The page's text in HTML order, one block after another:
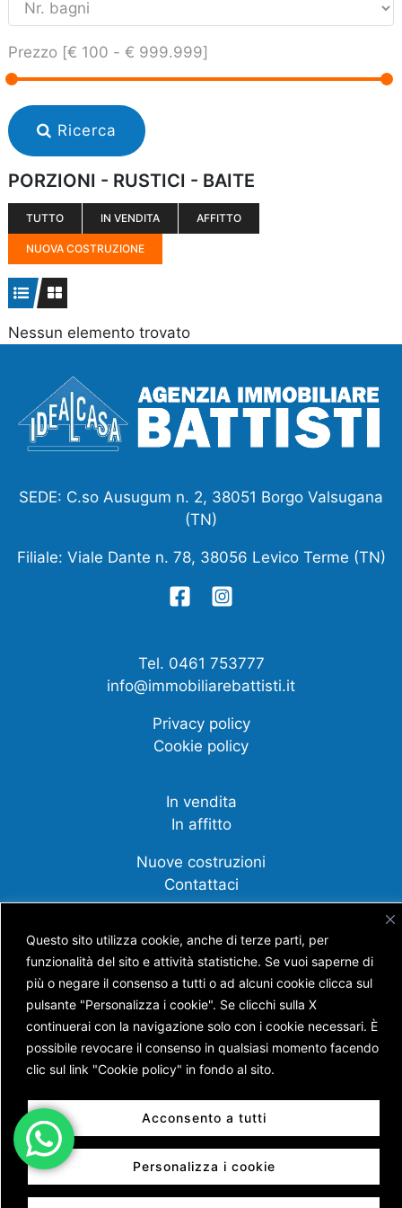
Questo sito utilizza cookie, anche di terze parti, per
funzionalità del sito e attività statistiche. Se vuoi saperne di
più o negare il consenso a tutti o ad alcuni cookie clicca sul
pulsante "Personalizza i cookie". Se clicchi sulla X
continuerai con la navigazione solo con i cookie necessari. È
possibile revocare il consenso in qualsiasi momento facendo
clic sul link "Cookie policy" in fondo al sito.
Personalizza i cookie
Acconsento a tutti
Prezzo [€ 100 -€ 999.999]
Ricerca
PORZIONI - RUSTICI - BAITE
TUTTO IN VENDITA AFFITTO
NUOVA COSTRUZIONE
Nessun elemento trovato
SEDE: C.so Ausugum n. 2, 38051 Borgo Valsugana
(TN)
Filiale: Viale Dante n. 78, 38056 Levico Terme (TN)
Tel. 0461 753777
info@immobiliarebattisti.it
Privacy policy
Cookie policy
In vendita
In affitto
Nuove costruzioni
Contattaci
Compravendite
Affittanza
Cessione d'azienda
Scopri tutti i nostri servizi
Copyright © AGENZIA IMMOBILIARE BATTISTI S.N.C.
DI BATTISTI NICOLA E GUERRA ANDREA
P.IVA 01453630228 | Capitale Sociale € 7.400,00 |
Reg. Imprese di Trento n. TN 205 – 17693 | REA n. TN
138120 | Powered bySersis